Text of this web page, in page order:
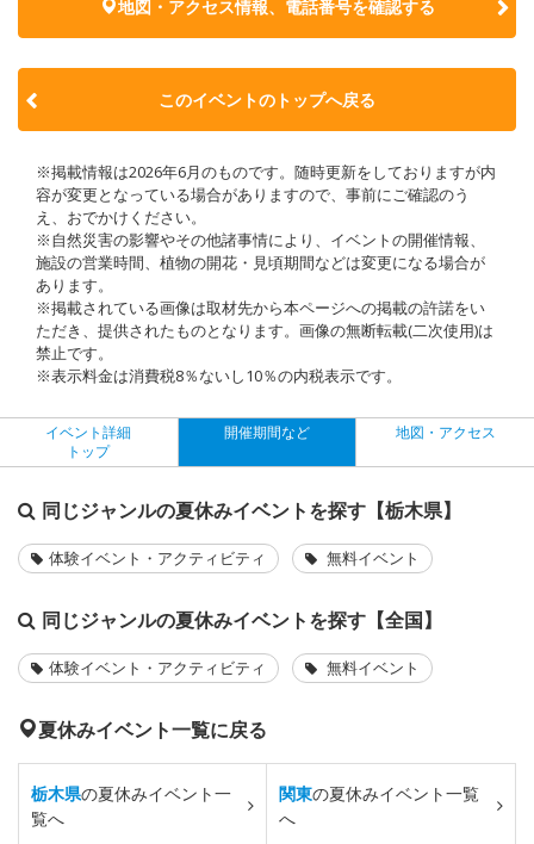
地図・アクセス情報、電話番号を確認する
このイベントのトップへ戻る
※掲載情報は2026年6月のものです。随時更新をしておりますが内
容が変更となっている場合がありますので、事前にご確認のう
え、おでかけください。
※自然災害の影響やその他諸事情により、イベントの開催情報、
施設の営業時間、植物の開花・見頃期間などは変更になる場合が
あります。
※掲載されている画像は取材先から本ページへの掲載の許諾をい
ただき、提供されたものとなります。画像の無断転載(二次使用)は
禁止です。
※表示料金は消費税8％ないし10％の内税表示です。
イベント詳細
トップ
開催期間など 地図・アクセス
同じジャンルの夏休みイベントを探す【栃木県】
体験イベント・アクティビティ 無料イベント
同じジャンルの夏休みイベントを探す【全国】
体験イベント・アクティビティ 無料イベント
夏休みイベント一覧に戻る
栃木県の夏休みイベント一
覧へ
関東の夏休みイベント一覧
へ